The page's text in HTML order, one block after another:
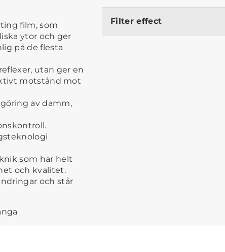
film, som
ytor och ger
på de flesta
utan ger en
motstånd mot
av damm,
som har helt
och kvalitet.
och står
Filter effect